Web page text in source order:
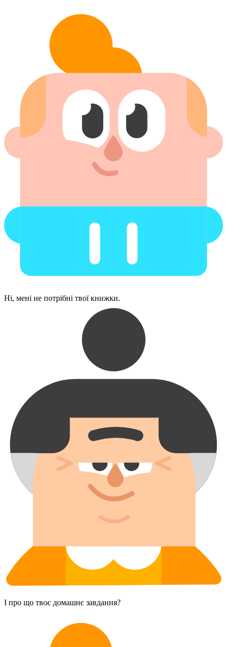
Ні, мені не потрібні твої книжки.
І про що твоє домашнє завдання?